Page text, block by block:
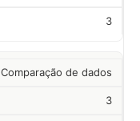
3
Comparação de dados
3